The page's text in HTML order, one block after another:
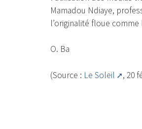
Mamadou Ndiaye,
l’originalité floue
O. Ba
(Source : Le Soleil , 20